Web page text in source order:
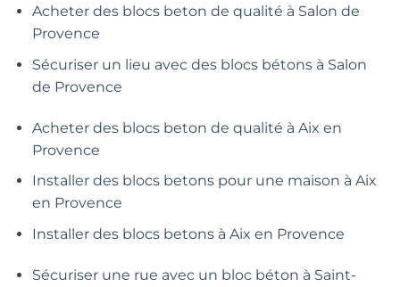
Acheter des blocs beton de qualité à Salon de
Provence
Sécuriser un lieu avec des blocs bétons à Salon
de Provence
Acheter des blocs beton de qualité à Aix en
Provence
Installer des blocs betons pour une maison à Aix
en Provence
Installer des blocs betons à Aix en Provence
Sécuriser une rue avec un bloc béton à Saint-